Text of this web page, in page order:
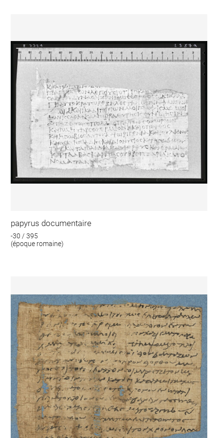
papyrus documentaire
-30 / 395
(époque romaine)